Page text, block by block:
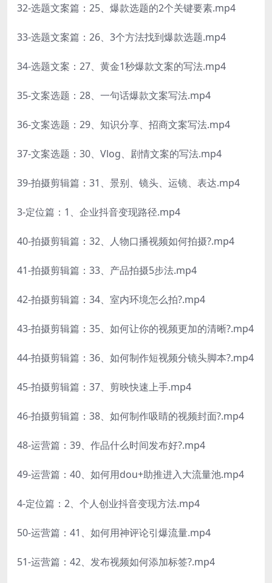
32-选题文案篇：25、爆款选题的2个关键要素.mp4
33-选题文案篇：26、3个方法找到爆款选题.mp4
34-选题文案：27、黄金1秒爆款文案的写法.mp4
35-文案选题：28、一句话爆款文案写法.mp4
36-文案选题：29、知识分享、招商文案写法.mp4
37-文案选题：30、Vlog、剧情文案的写法.mp4
39-拍摄剪辑篇：31、景别、镜头、运镜、表达.mp4
3-定位篇：1、企业抖音变现路径.mp4
40-拍摄剪辑篇：32、人物口播视频如何拍摄?.mp4
41-拍摄剪辑篇：33、产品拍摄5步法.mp4
42-拍摄剪辑篇：34、室内环境怎么拍?.mp4
43-拍摄剪辑篇：35、如何让你的视频更加的清晰?.mp4
44-拍摄剪辑篇：36、如何制作短视频分镜头脚本?.mp4
45-拍摄剪辑篇：37、剪映快速上手.mp4
46-拍摄剪辑篇：38、如何制作吸睛的视频封面?.mp4
48-运营篇：39、作品什么时间发布好?.mp4
49-运营篇：40、如何用dou+助推进入大流量池.mp4
4-定位篇：2、个人创业抖音变现方法.mp4
50-运营篇：41、如何用神评论引爆流量.mp4
51-运营篇：42、发布视频如何添加标签?.mp4